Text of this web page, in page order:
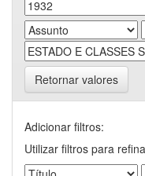
Retornar valores
Adicionar filtros:
Utilizar filtros para